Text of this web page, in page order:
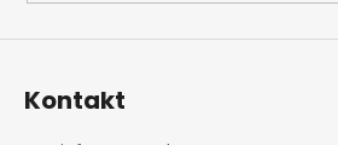
Kontakt